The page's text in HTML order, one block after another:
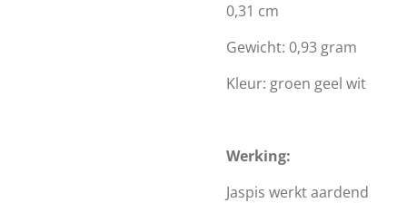
0,31 cm
Gewicht: 0,93 gram
Kleur: groen geel wit
Werking:
Jaspis werkt aardend